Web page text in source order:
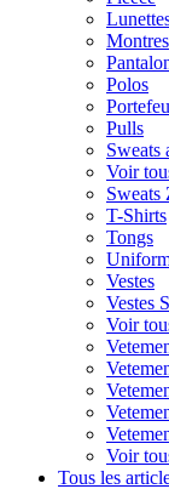
Montres
Polos
Pulls
Sweats
Voir
Sweats
T-Shirts
Tongs
Vestes
Vestes
Voir
Voir
Tous les